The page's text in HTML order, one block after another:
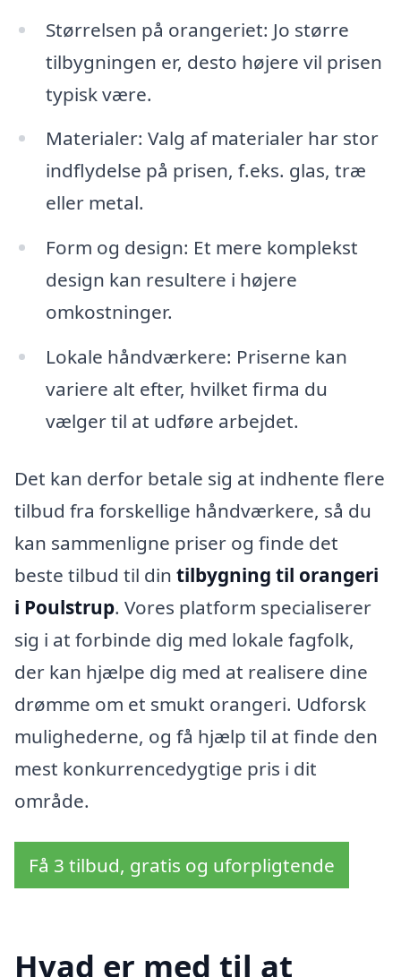
Størrelsen på orangeriet: Jo større
tilbygningen er, desto højere vil prisen
typisk være.
Materialer: Valg af materialer har stor
indflydelse på prisen, f.eks. glas, træ
eller metal.
Form og design: Et mere komplekst
design kan resultere i højere
omkostninger.
Lokale håndværkere: Priserne kan
variere alt efter, hvilket firma du
vælger til at udføre arbejdet.
Det kan derfor betale sig at indhente flere
tilbud fra forskellige håndværkere, så du
kan sammenligne priser og finde det
beste tilbud til din tilbygning til orangeri
i Poulstrup. Vores platform specialiserer
sig i at forbinde dig med lokale fagfolk,
der kan hjælpe dig med at realisere dine
drømme om et smukt orangeri. Udforsk
mulighederne, og få hjælp til at finde den
mest konkurrencedygtige pris i dit
område.
Få 3 tilbud, gratis og uforpligtende
Hvad er med til at